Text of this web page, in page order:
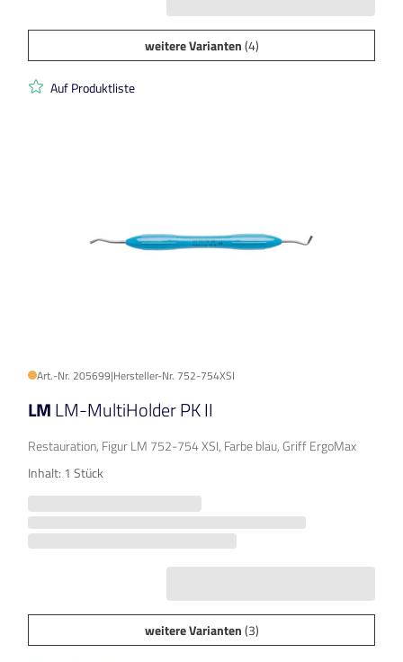
weitere Varianten(4)
Auf Produktliste
Art.-Nr. 205699|Hersteller-Nr. 752-754XSI
LMLM-MultiHolder PK II
Restauration, Figur LM 752-754 XSI, Farbe blau, Griff ErgoMax
Inhalt: 1 Stück
weitere Varianten(3)